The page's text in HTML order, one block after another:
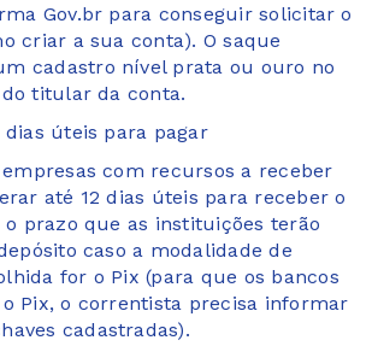
Gov.br para conseguir solicitar o
criar a sua conta). O saque
cadastro nível prata ou ouro no
titular da conta.
dias úteis para pagar
com recursos a receber
até 12 dias úteis para receber o
o prazo que as instituições terão
caso a modalidade de
for o Pix (para que os bancos
Pix, o correntista precisa informar
cadastradas).